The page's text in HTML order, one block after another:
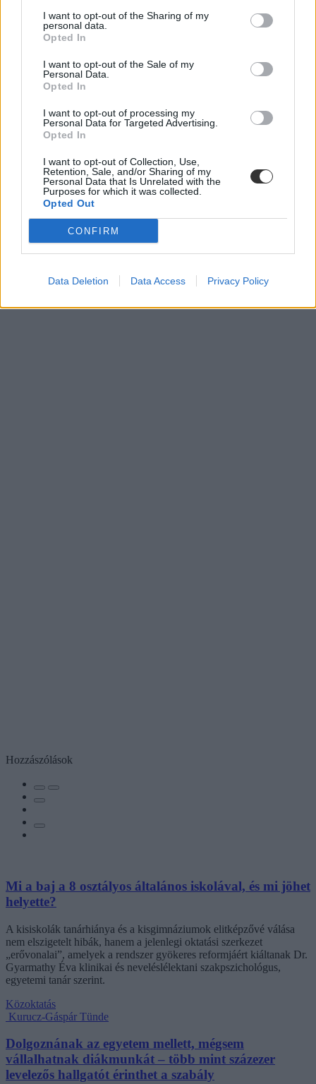
I want to opt-out of the Sharing of my
personal data.
Opted In
I want to opt-out of the Sale of my
Personal Data.
Opted In
I want to opt-out of processing my
Personal Data for Targeted Advertising.
Opted In
I want to opt-out of Collection, Use,
Retention, Sale, and/or Sharing of my
Personal Data that Is Unrelated with the
Purposes for which it was collected.
Opted Out
CONFIRM
Data Deletion Data Access Privacy Policy
pedagógus
béremelés
teljesítményértékelés
Hozzászólások
Mi a baj a 8 osztályos általános iskolával, és mi jöhet
helyette?
A kisiskolák tanárhiánya és a kisgimnáziumok elitképzővé válása
nem elszigetelt hibák, hanem a jelenlegi oktatási szerkezet
„erővonalai”, amelyek a rendszer gyökeres reformjáért kiáltanak Dr.
Gyarmathy Éva klinikai és neveléslélektani szakpszichológus,
egyetemi tanár szerint.
Közoktatás
Kurucz-Gáspár Tünde
Dolgoznának az egyetem mellett, mégsem
vállalhatnak diákmunkát – több mint százezer
levelezős hallgatót érinthet a szabály